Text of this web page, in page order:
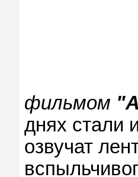
фильмом
днях стали
озвучат